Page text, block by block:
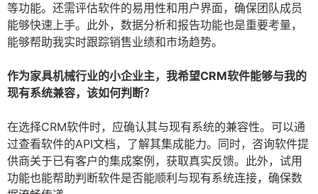
等功能。还需评估软件的易用性和用户界面，确保团队成员
能够快速上手。此外，数据分析和报告功能也是重要考量，
能够帮助我实时跟踪销售业绩和市场趋势。
作为家具机械行业的小企业主，我希望CRM软件能够与我的
现有系统兼容，该如何判断？
在选择CRM软件时，应确认其与现有系统的兼容性。可以通
过查看软件的API文档，了解其集成能力。同时，咨询软件提
供商关于已有客户的集成案例，获取真实反馈。此外，试用
功能也能帮助判断软件是否能顺利与现有系统连接，确保数